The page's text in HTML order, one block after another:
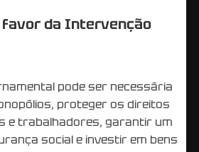
da Intervenção
pode ser necessária
proteger os direitos
e trabalhadores, garantir um
social e investir em bens